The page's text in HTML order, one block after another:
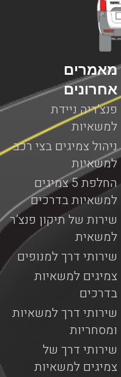
מאמרים
אחרונים
פנצ’ריה ניידת
למשאיות
ניהול צמיגים בצי רכב
למשאיות
החלפת 5 צמיגים
למשאיות בדרכים
שירות של תיקון פנצ’ר
למשאית
שירותי דרך למנופים
צמיגים למשאיות
בדרכים
שירותי דרך למשאיות
ומסחריות
שירותי דרך של
צמיגים למשאיות